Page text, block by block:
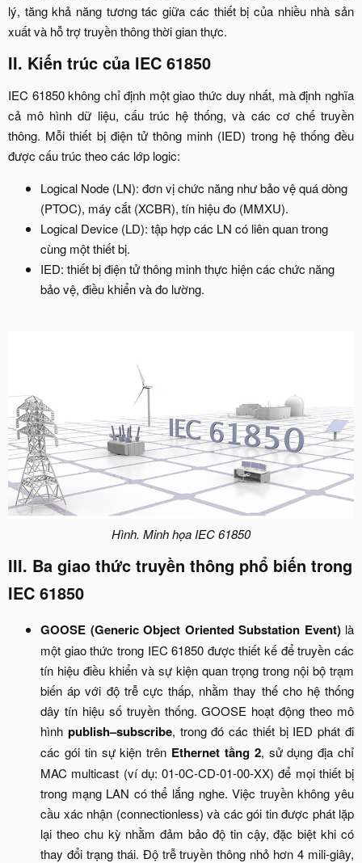
lý, tăng khả năng tương tác giữa các thiết bị của nhiều nhà sản
xuất và hỗ trợ truyền thông thời gian thực.​
II. Kiến trúc của IEC 61850​
IEC 61850 không chỉ định một giao thức duy nhất, mà định nghĩa
cả mô hình dữ liệu, cấu trúc hệ thống, và các cơ chế truyền
thông. Mỗi thiết bị điện tử thông minh (IED) trong hệ thống đều
được cấu trúc theo các lớp logic:​
Logical Node (LN): đơn vị chức năng như bảo vệ quá dòng
(PTOC), máy cắt (XCBR), tín hiệu đo (MMXU).
Logical Device (LD): tập hợp các LN có liên quan trong
cùng một thiết bị.
IED: thiết bị điện tử thông minh thực hiện các chức năng
bảo vệ, điều khiển và đo lường.
Hình. Minh họa IEC 61850
III. Ba giao thức truyền thông phổ biến trong
IEC 61850​
GOOSE (Generic Object Oriented Substation Event)là
một giao thức trong IEC 61850 được thiết kế để truyền các
tín hiệu điều khiển và sự kiện quan trọng trong nội bộ trạm
biến áp với độ trễ cực thấp, nhằm thay thế cho hệ thống
dây tín hiệu số truyền thống. GOOSE hoạt động theo mô
hình publish–subscribe, trong đó các thiết bị IED phát đi
các gói tin sự kiện trên Ethernet tầng 2, sử dụng địa chỉ
MAC multicast (ví dụ: 01-0C-CD-01-00-XX) để mọi thiết bị
trong mạng LAN có thể lắng nghe. Việc truyền không yêu
cầu xác nhận (connectionless) và các gói tin được phát lặp
lại theo chu kỳ nhằm đảm bảo độ tin cậy, đặc biệt khi có
thay đổi trạng thái. Độ trễ truyền thông nhỏ hơn 4 mili-giây,